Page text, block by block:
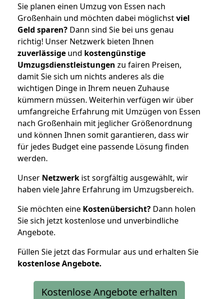
Sie planen einen Umzug von Essen nach
Großenhain und möchten dabei möglichstviel
Geld sparen? Dann sind Sie bei uns genau
richtig! Unser Netzwerk bieten Ihnen
zuverlässige und kostengünstige
Umzugsdienstleistungen zu fairen Preisen,
damit Sie sich um nichts anderes als die
wichtigen Dinge in Ihrem neuen Zuhause
kümmern müssen. Weiterhin verfügen wir über
umfangreiche Erfahrung mit Umzügen von Essen
nach Großenhain mit jeglicher Größenordnung
und können Ihnen somit garantieren, dass wir
für jedes Budget eine passende Lösung finden
werden.
Unser Netzwerk ist sorgfältig ausgewählt, wir
haben viele Jahre Erfahrung im Umzugsbereich.
Sie möchten eine Kostenübersicht? Dann holen
Sie sich jetzt kostenlose und unverbindliche
Angebote.
Füllen Sie jetzt das Formular aus und erhalten Sie
kostenloseAngebote.
Kostenlose Angebote erhalten